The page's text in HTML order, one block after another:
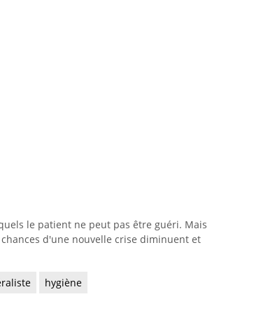
le patient ne peut pas être guéri. Mais
d'une nouvelle crise diminuent et
hygiène